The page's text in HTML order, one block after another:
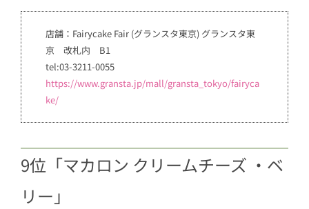
店舗：Fairycake Fair (グランスタ東京) グランスタ東
京 改札内 B1
tel:03-3211-0055
https://www.gransta.jp/mall/gransta_tokyo/fairyca
ke/
9位「マカロン クリームチーズ ・ベ
リー」